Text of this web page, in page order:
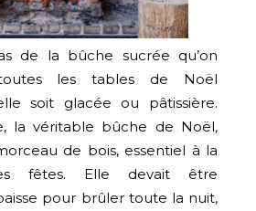
de la bûche sucrée qu’on
les tables de Noël
soit glacée ou pâtissière.
la véritable bûche de Noël,
de bois, essentiel à la
fêtes. Elle devait être
pour brûler toute la nuit,